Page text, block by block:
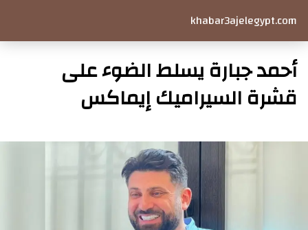
khabar3ajelegypt.com
أحمد جبارة يسلط الضوء على
قشرة السيراميك إيماكس